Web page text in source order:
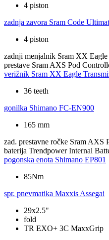
4 piston
zadnja zavora Sram Code
4 piston
zadnji menjalnik Sram XX
prestave Sram AXS Pod
verižnik Sram XX Eagle
36 teeth
gonilka Shimano FC-EN900
165 mm
zad. prestavne ročke Sram AXS
baterija Trendpower Internal
pogonska enota Shimano EP801
85Nm
spr. pnevmatika Maxxis Assegai
29x2.5"
fold
TR EXO+ 3C MaxxGrip